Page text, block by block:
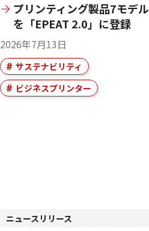
プリンティング製品7モデル
を「EPEAT 2.0」に登録
2026年7月13日
サステナビリティ
ビジネスプリンター
ニュースリリース